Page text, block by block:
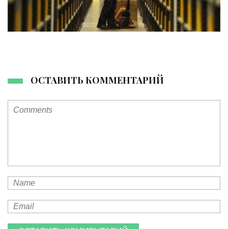
ОСТАВИТЬ КОММЕНТАРИЙ